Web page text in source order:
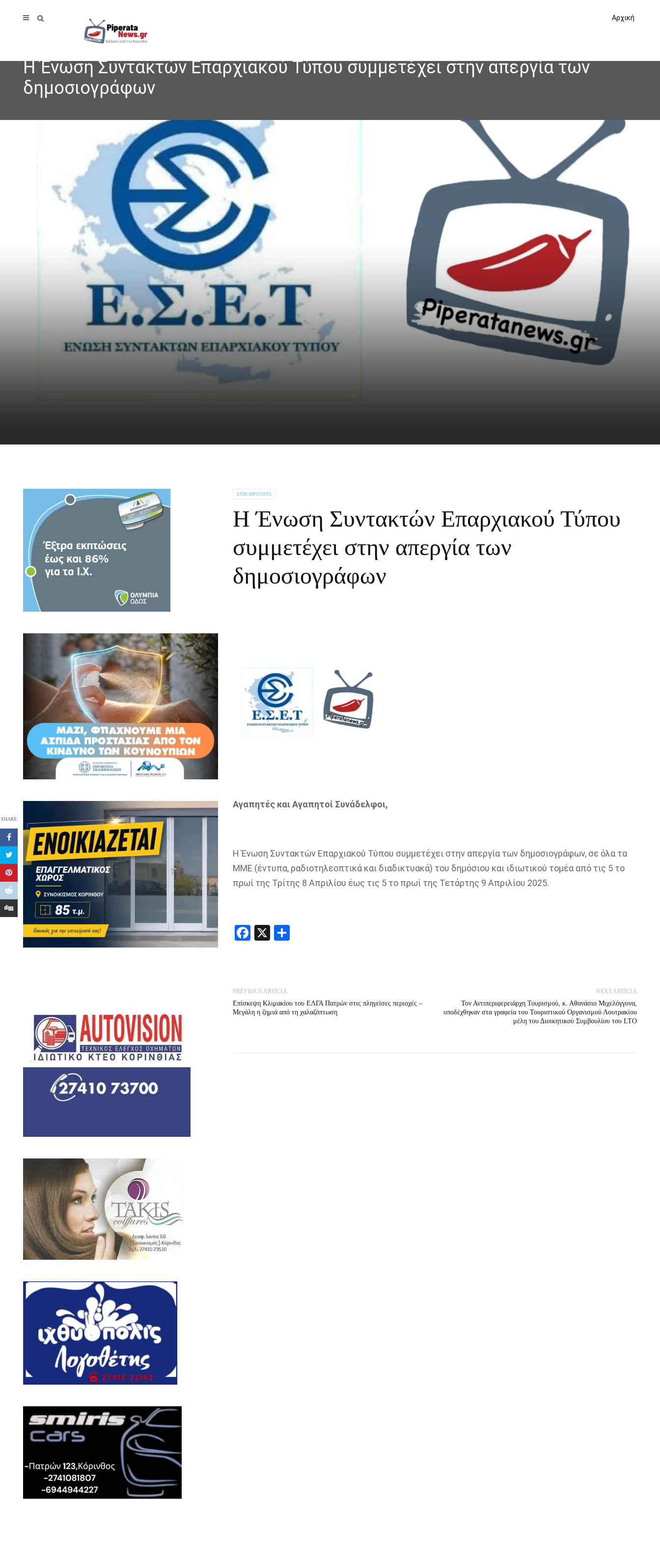
Αρχική
Η Ένωση Συντακτών Επαρχιακού Τύπου συμμετέχει στην απεργία των
δημοσιογράφων
ΕΠΙΚΑΙΡΌΤΗΤΑ
Η Ένωση Συντακτών Επαρχιακού Τύπου
συμμετέχει στην απεργία των
δημοσιογράφων
SHARE
Αγαπητές και Αγαπητοί Συνάδελφοι,
Η Ένωση Συντακτών Επαρχιακού Τύπου συμμετέχει στην απεργία των δημοσιογράφων, σε όλα τα
ΜΜΕ (έντυπα, ραδιοτηλεοπτικά και διαδικτυακά) του δημόσιου και ιδιωτικού τομέα από τις 5 το
πρωί της Τρίτης 8 Απριλίου έως τις 5 το πρωί της Τετάρτης 9 Απριλίου 2025.
Facebook
X Share
PREVIOUS ARTICLE
Επίσκεψη Κλιμακίου του ΕΛΓΑ Πατρών στις πληγείσες περιοχές –
Μεγάλη η ζημιά από τη χαλαζόπτωση
NEXT ARTICLE
Τον Αντιπεριφερειάρχη Τουρισμού, κ. Αθανάσιο Μιχελόγγονα,
υποδέχθηκαν στα γραφεία του Τουριστικού Οργανισμού Λουτρακίου
μέλη του Διοικητικού Συμβουλίου του LTO